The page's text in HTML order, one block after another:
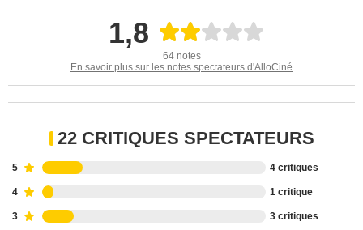
1,8
64 notes
En savoir plus sur les notes spectateurs d'AlloCiné
22 CRITIQUES SPECTATEURS
5 4 critiques
4 1 critique
3 3 critiques